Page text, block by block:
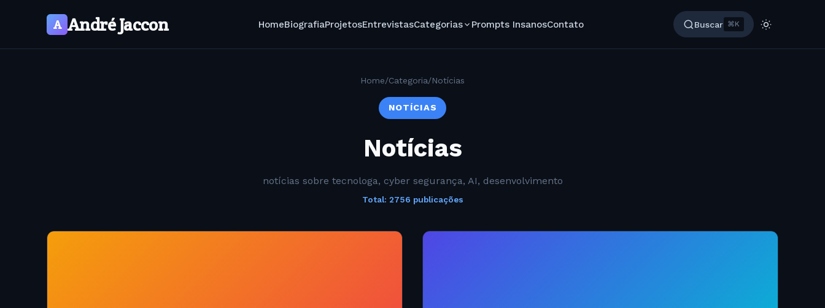
A André Jaccon HomeBiografiaProjetosEntrevistasCategorias Prompts InsanosContato Buscar ⌘K
Home/Categoria/Notícias
NOTÍCIAS
Notícias
notícias sobre tecnologa, cyber segurança, AI, desenvolvimento
Total: 2756 publicações